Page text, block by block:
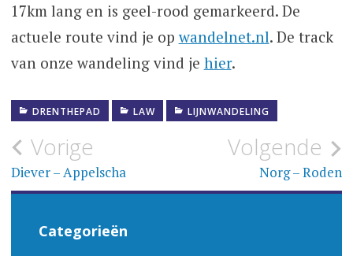
17km lang en is geel-rood gemarkeerd. De
actuele route vind je opwandelnet.nl. De track
van onze wandeling vind je hier.
DRENTHEPAD LAW LIJNWANDELING
Bericht
navigatie
Vorige
Diever – Appelscha
Volgende
Norg – Roden
Categorieën